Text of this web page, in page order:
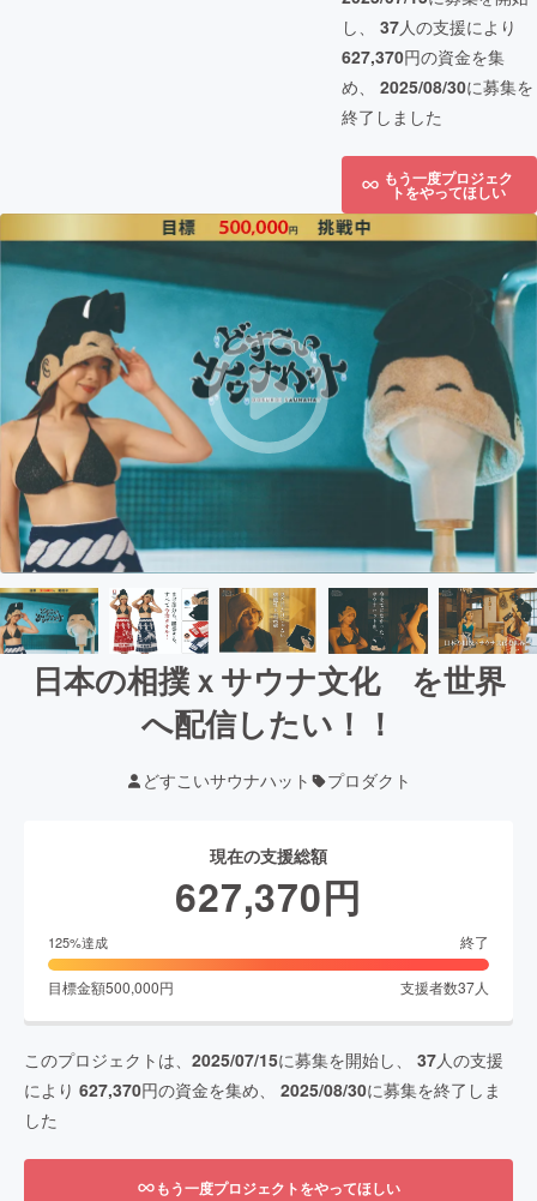
し、 37人の支援により
627,370円の資金を集
め、 2025/08/30に募集を
終了しました
もう一度プロジェク
トをやってほしい
日本の相撲ｘサウナ文化 を世界
へ配信したい！！
どすこいサウナハット プロダクト
現在の支援総額
627,370円
125%達成 終了
目標金額500,000円 支援者数37人
このプロジェクトは、 2025/07/15に募集を開始し、 37人の支援
により 627,370円の資金を集め、 2025/08/30に募集を終了しま
した
もう一度プロジェクトをやってほしい